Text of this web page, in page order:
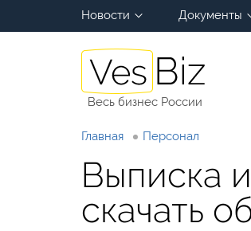
Новости Документы
Весь бизнес России
Главная Персонал
Выписка
скачать